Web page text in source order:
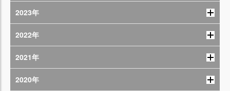
2023年
2022年
2021年
2020年